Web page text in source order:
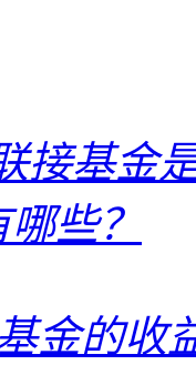
接基金
些？
金的收